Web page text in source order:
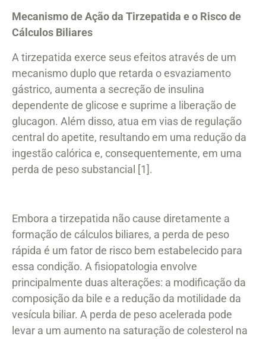
Mecanismo de Ação da Tirzepatida e o Risco de
Cálculos Biliares
A tirzepatida exerce seus efeitos através de um
mecanismo duplo que retarda o esvaziamento
gástrico, aumenta a secreção de insulina
dependente de glicose e suprime a liberação de
glucagon. Além disso, atua em vias de regulação
central do apetite, resultando em uma redução da
ingestão calórica e, consequentemente, em uma
perda de peso substancial [1].
Embora a tirzepatida não cause diretamente a
formação de cálculos biliares, a perda de peso
rápida é um fator de risco bem estabelecido para
essa condição. A fisiopatologia envolve
principalmente duas alterações: a modificação da
composição da bile e a redução da motilidade da
vesícula biliar. A perda de peso acelerada pode
levar a um aumento na saturação de colesterol na